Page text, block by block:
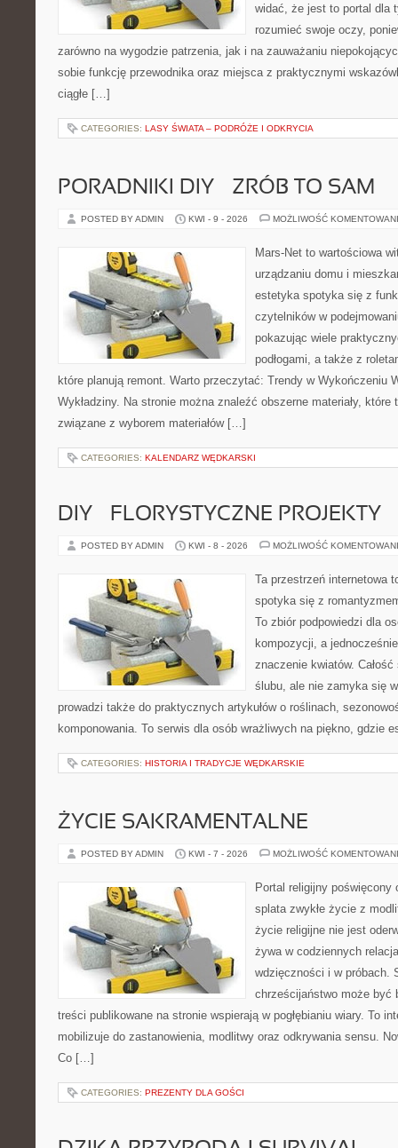
widać, że jest to portal dla
rozumieć swoje oczy,
zarówno na wygodzie patrzenia, jak i na zauważaniu
sobie funkcję przewodnika oraz miejsca z praktycznymi
ciągłe […]
CATEGORIES: LASY ŚWIATA – PODRÓŻE I ODKRYCIA
PORADNIKI DIY – ZRÓB TO SAM
POSTED BY ADMIN KWI - 9 - 2026 MOŻLIWOŚĆ
Mars-Net to wartościowa
urządzaniu domu i
estetyka spotyka się z
czytelników w
pokazując wiele
podłogami, a także z
które planują remont. Warto przeczytać: Trendy w Wykończeniu
Wykładziny. Na stronie można znaleźć obszerne materiały, które
związane z wyborem materiałów […]
CATEGORIES: KALENDARZ WĘDKARSKI
DIY – FLORYSTYCZNE PROJEKTY
POSTED BY ADMIN KWI - 8 - 2026 MOŻLIWOŚĆ
Ta przestrzeń internetowa
spotyka się z
To zbiór podpowiedzi dla
kompozycji, a
znaczenie kwiatów.
ślubu, ale nie zamyka się
prowadzi także do praktycznych artykułów o roślinach,
komponowania. To serwis dla osób wrażliwych na piękno, gdzie
CATEGORIES: HISTORIA I TRADYCJE WĘDKARSKIE
ŻYCIE SAKRAMENTALNE
POSTED BY ADMIN KWI - 7 - 2026 MOŻLIWOŚĆ
Portal religijny
splata zwykłe życie z
życie religijne nie jest
żywa w codziennych
wdzięczności i w próbach.
chrześcijaństwo może być
treści publikowane na stronie wspierają w pogłębianiu wiary. To
mobilizuje do zastanowienia, modlitwy oraz odkrywania sensu.
Co […]
CATEGORIES: PREZENTY DLA GOŚCI